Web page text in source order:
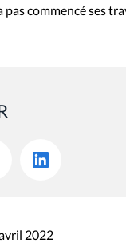
pas commencé ses
2022